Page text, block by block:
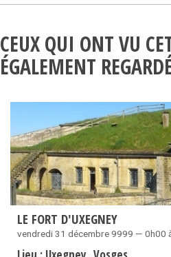
CEUX QUI ONT VU
ÉGALEMENT
LE FORT D'UXEGNEY
vendredi 31 décembre 9999 — 0h00